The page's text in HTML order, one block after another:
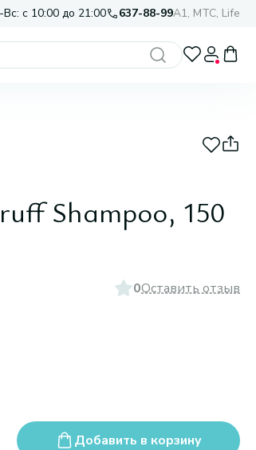
с 10:00 до 21:00 637-88-99A1, МТС, Life
Shampoo, 150
0Оставить отзыв
Добавить в корзину